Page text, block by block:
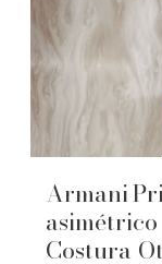
Armani
Costura